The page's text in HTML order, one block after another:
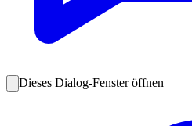
Dieses Dialog-Fenster öffnen